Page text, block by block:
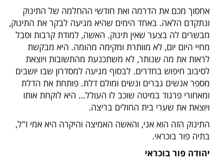
אחסוך מכם את הדרמה ואת חודשי ההחלמה של התינוק
ונתקדם הלאה. באחד הימים שהיא מגיעה לבקר את התינוק,
מבשרים לה בצער שאין תינוק. האשה, למודת קרבות וסבל
מחיי היום יום, לא מוותרת ומקימה מהומה. היא מבקשת
לראות את מה שנותר, לא משתכנעת מהתשובות ויוצאת
לסיבוב חיפוש בחדרים. לבסוף מגיעה למסדרון שבו יושבים
מספר אנשים גברים ונשים ומולם דלת. פותחת את הדלת
ומאחורי פרגוד במיטה שוכב לו העולל… היא לוקחת אותו
ויוצאת את שערי בית החולים בריצה.
התינוק הזה הוא אני, והאשה האמיצה והיקרה היא אמי ז"ל,
בתיה פור בוכראי.
יהודה פור בוכראי